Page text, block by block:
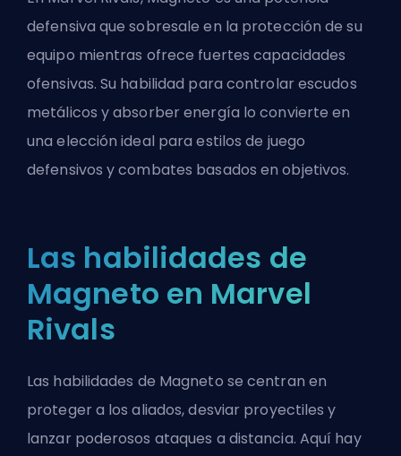
defensiva que sobresale en la protección de su
equipo mientras ofrece fuertes capacidades
ofensivas. Su habilidad para controlar escudos
metálicos y absorber energía lo convierte en
una elección ideal para estilos de juego
defensivos y combates basados en objetivos.
Las habilidades de
Magneto en Marvel
Rivals
Las habilidades de Magneto se centran en
proteger a los aliados, desviar proyectiles y
lanzar poderosos ataques a distancia. Aquí hay